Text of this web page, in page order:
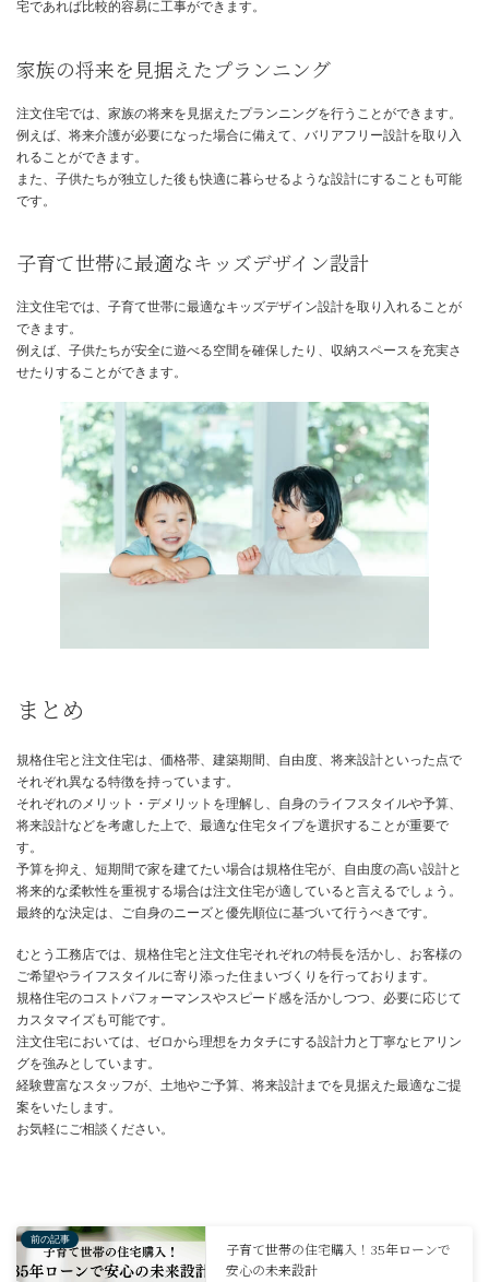
家族構成の変化に対応できる住宅は？
ライフステージの変化に対応できる注文住宅
ライフステージの変化に対応できる住宅を選ぶことは、快適な生活
取りを変更したり、増築したりすることができます。
例えば、子供が生まれた際には子供部屋を増設し、子供が独立した
の部屋を別の用途に活用することができます。
間取り変更や増築に柔軟に対応できる注文住
注文住宅は、将来的な間取り変更や増築を容易に行うことができま
これは、規格住宅では難しいことです。
例えば、高齢になってからバリアフリーリフォームを行う場合でも
宅であれば比較的容易に工事ができます。
注文住宅では、家族の将来を見据えたプランニングを行うことがで
れることができます。
また、子供たちが独立した後も快適に暮らせるような設計にするこ
です。
子育て世帯に最適なキッズデザイン設計
注文住宅では、子育て世帯に最適なキッズデザイン設計を取り入れ
できます。
せたりすることができます。